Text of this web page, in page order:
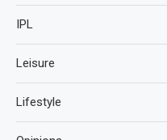
IPL
Leisure
Lifestyle